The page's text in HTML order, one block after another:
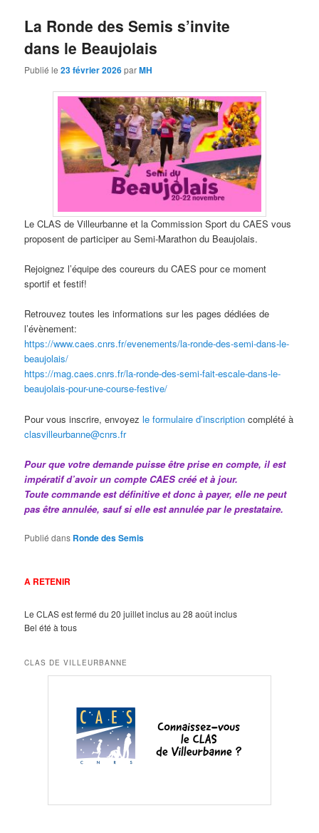
La Ronde des Semis s’invite
dans le Beaujolais
Publié le23 février 2026parMH
Le CLAS de Villeurbanne et la Commission Sport du CAES vous
proposent de participer au Semi-Marathon du Beaujolais.
Rejoignez l’équipe des coureurs du CAES pour ce moment
sportif et festif!
Retrouvez toutes les informations sur les pages dédiées de
l’évènement:
https://www.caes.cnrs.fr/evenements/la-ronde-des-semi-dans-le-
beaujolais/
https://mag.caes.cnrs.fr/la-ronde-des-semi-fait-escale-dans-le-
beaujolais-pour-une-course-festive/
Pour vous inscrire, envoyezle formulaire d’inscription complété à
clasvilleurbanne@cnrs.fr
Pour que votre demande puisse être prise en compte, il est
impératif d’avoir un compte CAES créé et à jour.
Toute commande est définitive et donc à payer, elle ne peut
pas être annulée, sauf si elle est annulée par le prestataire.
Publié dans Ronde des Semis
A RETENIR
Le CLAS est fermé du 20 juillet inclus au 28 août inclus
Bel été à tous
CLAS DE VILLEURBANNE